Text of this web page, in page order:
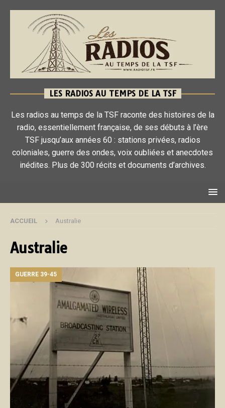
LES RADIOS AU TEMPS DE LA TSF
Les radios au temps de la TSF raconte des histoires de la
radio, essentiellement française, de ses débuts à l’ère
TSF jusqu’aux années 60 : stations privées, radios
coloniales, guerre des ondes, voix oubliées et anecdotes
inédites. Plus de 300 récits et documents d’archives.
ACCUEIL Australie
Australie
GUERRE 39-45